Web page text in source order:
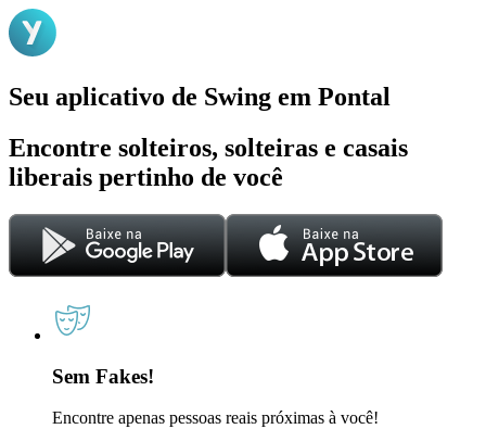
Seu aplicativo de Swing em Pontal
Encontre solteiros, solteiras e casais
liberais pertinho de você
Sem Fakes!
Encontre apenas pessoas reais próximas à você!